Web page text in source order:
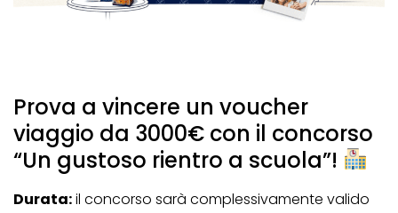
Prova a vincere un voucher
viaggio da 3000€ con il concorso
“Un gustoso rientro a scuola”!
Durata:il concorso sarà complessivamente valido